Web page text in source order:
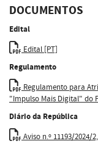
DOCUMENTOS
Edital
Edital [PT]
Regulamento
Regulamento para
"Impulso Mais Digital" do
Diário da República
Aviso n.º 11193/2024/